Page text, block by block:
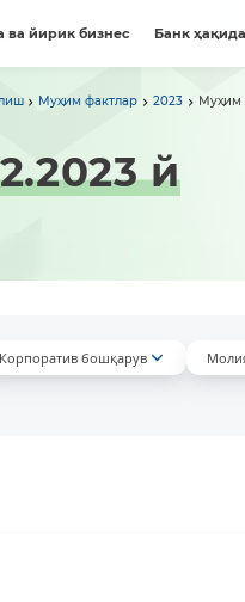
ва йирик бизнес Банк ҳақида
Муҳим фактлар 2023 Муҳим
й
Корпоратив бошқарув